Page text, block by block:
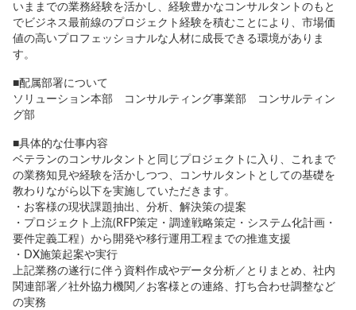
いままでの業務経験を活かし、経験豊かなコンサルタントのもと
でビジネス最前線のプロジェクト経験を積むことにより、市場価
値の高いプロフェッショナルな人材に成長できる環境がありま
す。
■配属部署について
ソリューション本部 コンサルティング事業部 コンサルティン
グ部
■具体的な仕事内容
ベテランのコンサルタントと同じプロジェクトに入り、これまで
の業務知見や経験を活かしつつ、コンサルタントとしての基礎を
教わりながら以下を実施していただきます。
・お客様の現状課題抽出、分析、解決策の提案
・プロジェクト上流(RFP策定・調達戦略策定・システム化計画・
要件定義工程）から開発や移行運用工程までの推進支援
・DX施策起案や実行
上記業務の遂行に伴う資料作成やデータ分析／とりまとめ、社内
関連部署／社外協力機関／お客様との連絡、打ち合わせ調整など
の実務